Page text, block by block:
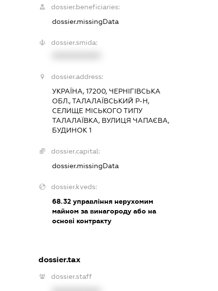
dossier.beneficiaries:
dossier.missingData
dossier.smida:
dossier.address:
УКРАЇНА, 17200, ЧЕРНІГІВСЬКА
ОБЛ., ТАЛАЛАЇВСЬКИЙ Р-Н,
СЕЛИЩЕ МІСЬКОГО ТИПУ
ТАЛАЛАЇВКА, ВУЛИЦЯ ЧАПАЄВА,
БУДИНОК 1
dossier.capital:
dossier.missingData
dossier.kveds:
68.32 управління нерухомим
майном за винагороду або на
основі контракту
dossier.tax
dossier.staff